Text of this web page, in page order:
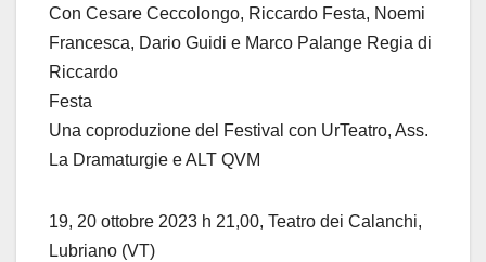
Con Cesare Ceccolongo, Riccardo Festa, Noemi
Francesca, Dario Guidi e Marco Palange Regia di
Riccardo
Festa
Una coproduzione del Festival con UrTeatro, Ass.
La Dramaturgie e ALT QVM
19, 20 ottobre 2023 h 21,00, Teatro dei Calanchi,
Lubriano (VT)